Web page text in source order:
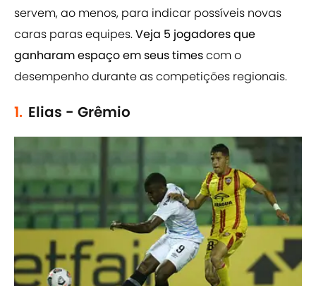
servem, ao menos, para indicar possíveis novas
caras paras equipes.Veja 5 jogadores que
ganharam espaço em seus timescom o
desempenho durante as competições regionais.
1. Elias - Grêmio